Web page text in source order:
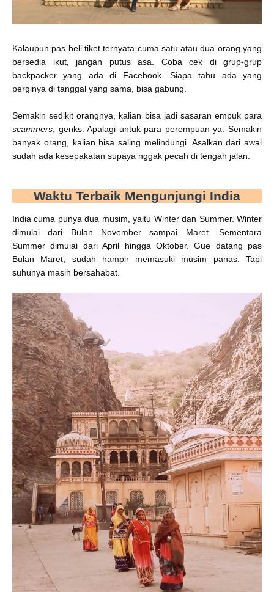
Kalaupun pas beli tiket ternyata cuma satu atau dua orang yang
bersedia ikut, jangan putus asa. Coba cek di grup-grup
backpacker yang ada di Facebook. Siapa tahu ada yang
perginya di tanggal yang sama, bisa gabung.
Semakin sedikit orangnya, kalian bisa jadi sasaran empuk para
scammers , genks. Apalagi untuk para perempuan ya. Semakin
banyak orang, kalian bisa saling melindungi. Asalkan dari awal
sudah ada kesepakatan supaya nggak pecah di tengah jalan.
Waktu Terbaik Mengunjungi India
India cuma punya dua musim, yaitu Winter dan Summer. Winter
dimulai dari Bulan November sampai Maret. Sementara
Summer dimulai dari April hingga Oktober. Gue datang pas
Bulan Maret, sudah hampir memasuki musim panas. Tapi
suhunya masih bersahabat.